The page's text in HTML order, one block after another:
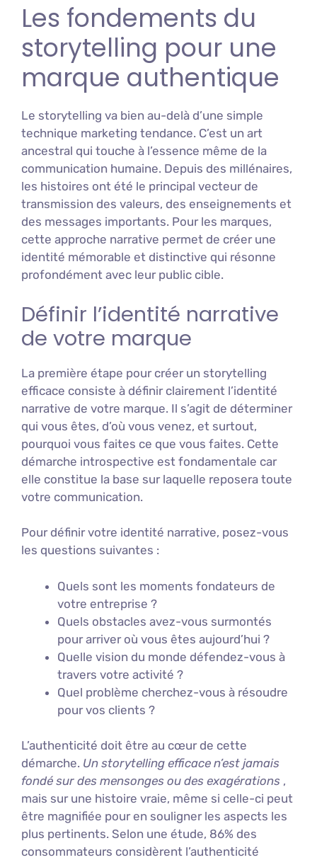
Les fondements du
storytelling pour une
marque authentique
Le storytelling va bien au-delà d’une simple
technique marketing tendance. C’est un art
ancestral qui touche à l’essence même de la
communication humaine. Depuis des millénaires,
les histoires ont été le principal vecteur de
transmission des valeurs, des enseignements et
des messages importants. Pour les marques,
cette approche narrative permet de créer une
identité mémorable et distinctive qui résonne
profondément avec leur public cible.
Définir l’identité narrative
de votre marque
La première étape pour créer un storytelling
efficace consiste à définir clairement l’identité
narrative de votre marque. Il s’agit de déterminer
qui vous êtes, d’où vous venez, et surtout,
pourquoi vous faites ce que vous faites. Cette
démarche introspective est fondamentale car
elle constitue la base sur laquelle reposera toute
votre communication.
Pour définir votre identité narrative, posez-vous
les questions suivantes :
Quels sont les moments fondateurs de
votre entreprise ?
Quels obstacles avez-vous surmontés
pour arriver où vous êtes aujourd’hui ?
Quelle vision du monde défendez-vous à
travers votre activité ?
Quel problème cherchez-vous à résoudre
pour vos clients ?
L’authenticité doit être au cœur de cette
démarche. Un storytelling efficace n’est jamais
fondé sur des mensonges ou des exagérations ,
mais sur une histoire vraie, même si celle-ci peut
être magnifiée pour en souligner les aspects les
plus pertinents. Selon une étude, 86% des
consommateurs considèrent l’authenticité